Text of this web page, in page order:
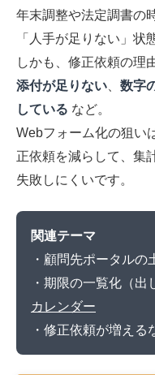
年末調整や法定調書の
「人手が足りない」状
しかも、修正依頼の理
添付が足りない
数字
している など。
Webフォーム化の狙い
正依頼を減らして、集
失敗しにくいです。
関連テーマ
・顧問先ポータルの
・期限の一覧化（出
カレンダー
・修正依頼が増える